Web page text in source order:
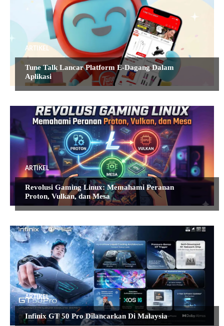
ARTIKEL
Tune Talk Lancar Platform E-Dagang Dalam
Aplikasi
ARTIKEL
Revolusi Gaming Linux: Memahami Peranan
Proton, Vulkan, dan Mesa
ARTIKEL
Infinix GT 50 Pro Dilancarkan Di Malaysia